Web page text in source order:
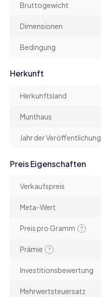
Bruttogewicht
Dimensionen
Bedingung
Herkunft
Herkunftsland
Munthaus
Jahr der Veröffentlichung
Preis Eigenschaften
Verkaufspreis
Meta-Wert
Preis pro Gramm
Prämie
Investitionsbewertung
Mehrwertsteuersatz